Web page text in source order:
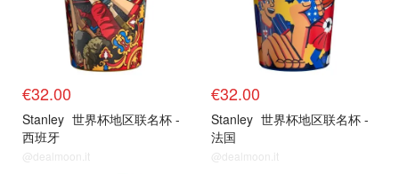
€32.00
Stanley 世界杯地区联名杯 -
西班牙
@dealmoon.it
€32.00
Stanley 世界杯地区联名杯 -
法国
@dealmoon.it